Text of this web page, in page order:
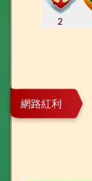
2
網路紅利